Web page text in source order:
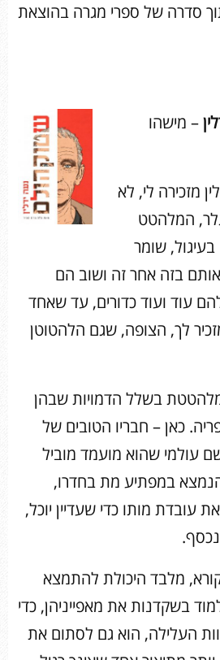
סדרה של ספרי מגרה בהוצאת
– מישהו
מזכירה לי, לא
המלהטט
שומר
בזה אחר זה ושוב הם
עוד ועוד כדורים, עד שאחד
לך, הצופה, שגם הלהטוטן
מלהטטת בשלל הדמויות שבהן
כאן – חבריו הטובים של
עולמי שהוא מועמד מוביל
הנמצא במפתיע מת בחדרו,
עובדת מותו כדי שעדיין יוכל,
מלבד היכולת להתמצא
בשקדנות את מאפייניהן, כדי
העלילה, הוא גם לסתום את